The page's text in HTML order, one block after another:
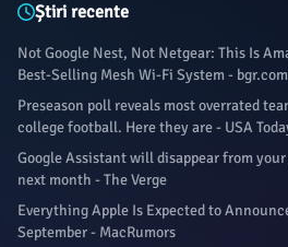
Știri recente
Not Google Nest, Not Netgear: This Is
Best-Selling Mesh Wi-Fi System - bgr.com
Preseason poll reveals most overrated
college football. Here they are - USA
Google Assistant will disappear from
next month - The Verge
Everything Apple Is Expected to
September - MacRumors